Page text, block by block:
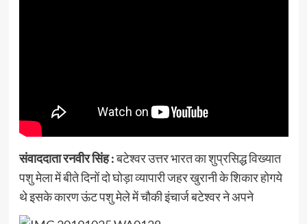
संवाददाता रनवीर सिंह :बटेश्वर उत्तर भारत का शुप्रसिद्ध विख्यात
पशु मेला में बीते दिनों दो घोड़ा व्यापारी जहर खुरानी के शिकार होगये
थे इसके कारण ऊंट पशु मेले में चौकी इंचार्ज बटेश्वर ने अपने